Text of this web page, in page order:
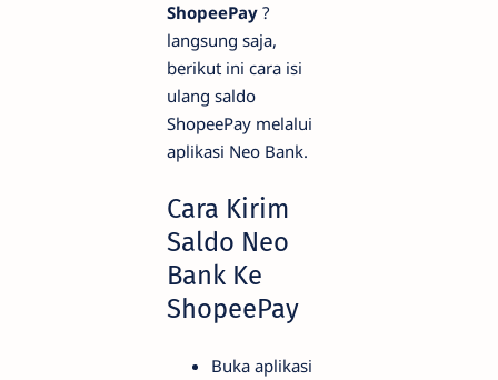
ShopeePay ?
langsung saja,
berikut ini cara isi
ulang saldo
ShopeePay melalui
aplikasi Neo Bank.
Cara Kirim
Saldo Neo
Bank Ke
ShopeePay
Buka aplikasi